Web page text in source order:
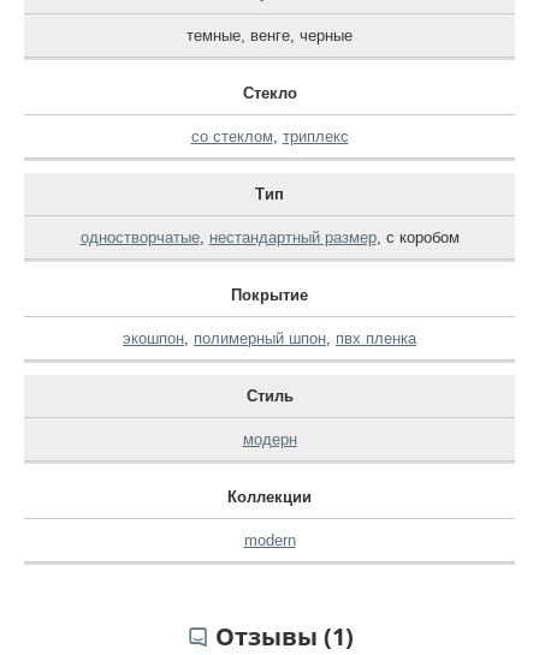
темные, венге, черные
Стекло
со стеклом, триплекс
Тип
одностворчатые, нестандартный размер, с коробом
Покрытие
экошпон, полимерный шпон, пвх пленка
Стиль
модерн
Коллекции
modern
Отзывы (1)